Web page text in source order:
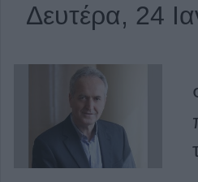
Δευτέρα, 24